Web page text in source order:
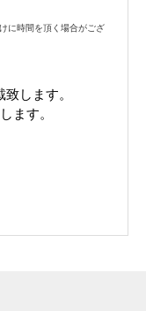
に時間を頂く場合がござ
致します。
ます。